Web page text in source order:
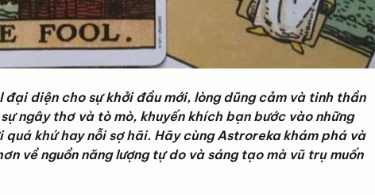
diện cho sự khởi đầu mới, lòng dũng cảm và tinh thần
ngây thơ và tò mò, khuyến khích bạn bước vào những
khứ hay nỗi sợ hãi. Hãy cùng Astroreka khám phá và
về nguồn năng lượng tự do và sáng tạo mà vũ trụ muốn